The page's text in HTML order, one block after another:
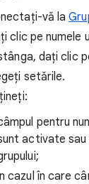
vă la
clic pe numele
dați clic
setările.
pentru
activate
cazul în care